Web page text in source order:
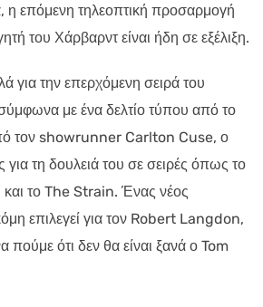
η επόμενη τηλεοπτική προσαρμογή
του Χάρβαρντ είναι ήδη σε εξέλιξη.
για την επερχόμενη σειρά του
με ένα δελτίο τύπου από το
τον showrunner Carlton Cuse, ο
για τη δουλειά του σε σειρές όπως το
το The Strain. Ένας νέος
επιλεγεί για τον Robert Langdon,
πούμε ότι δεν θα είναι ξανά ο Tom